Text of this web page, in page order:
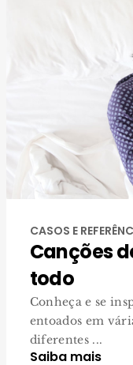
CASOS E
Canções
todo
Conheça e se
entoados em
diferentes ...
Saiba mais